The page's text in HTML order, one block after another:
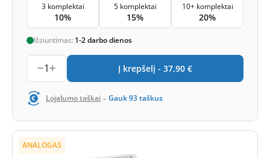
3 komplektai
10%
5 komplektai
15%
10+ komplektai
20%
Išsiuntimas: 1-2 darbo dienos
1 Į krepšelį - 37,90 €
Lojalumo taškai - Gauk93taškus
ANALOGAS